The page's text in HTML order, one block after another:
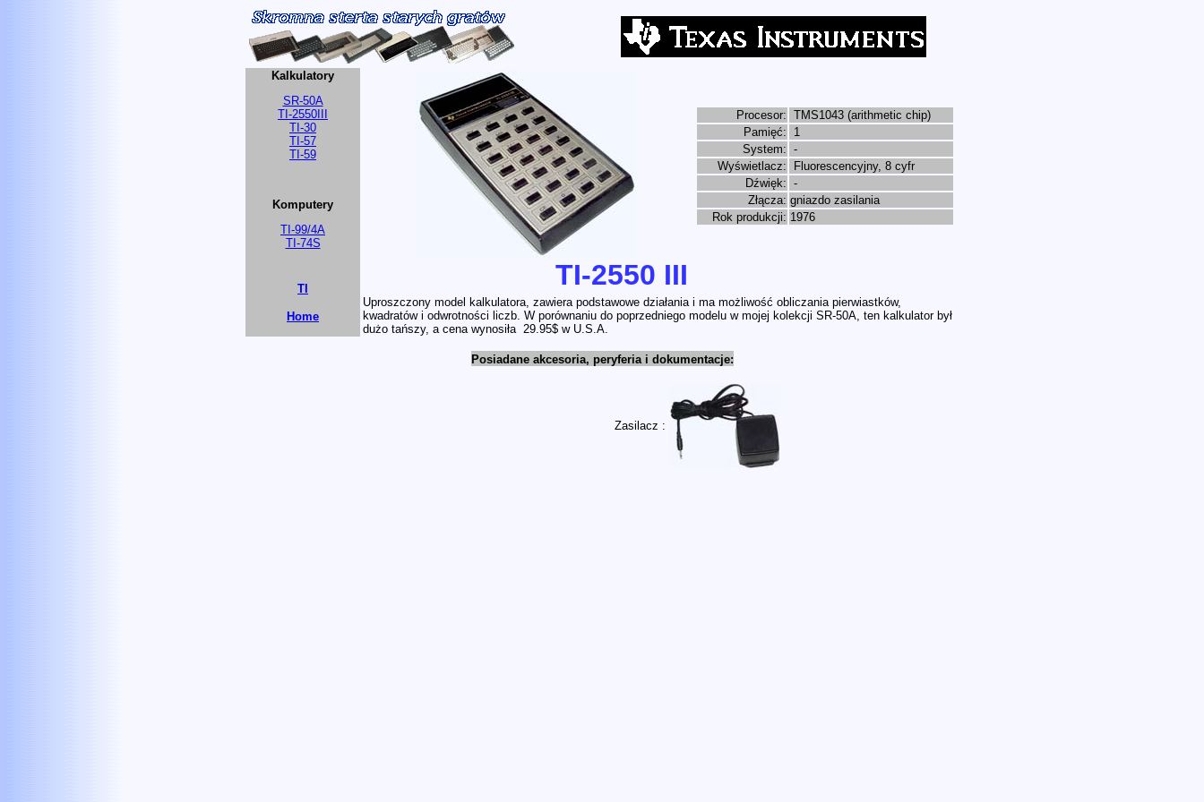
Kalkulatory
SR-50A
TI-2550III
TI-30
TI-57
TI-59
Komputery
TI-99/4A
TI-74S
TI
Home
TI-2550 III
Procesor: TMS1043 (arithmetic chip)
Pamięć:
1
System: -
Wyświetlacz:
Fluorescencyjny, 8 cyfr
Dźwięk: -
Złącza: gniazdo zasilania
Rok produkcji: 1976
Uproszczony model kalkulatora, zawiera podstawowe działania i ma możliwość obliczania pierwiastków,
kwadratów i odwrotności liczb. W porównaniu do poprzedniego modelu w mojej kolekcji SR-50A, ten kalkulator był
dużo tańszy, a cena wynosiła 29.95$ w U.S.A.
Posiadane akcesoria, peryferia i dokumentacje:
Zasilacz :